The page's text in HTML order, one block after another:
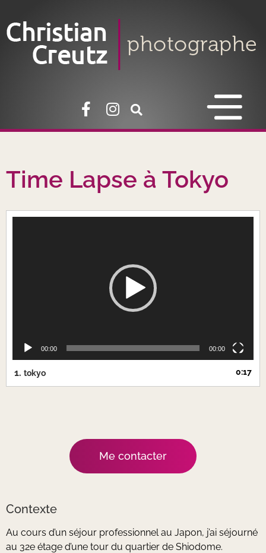
Time Lapse à Tokyo
00:00 00:00
1. tokyo 0:17
Me contacter
Contexte
Au cours d’un séjour professionnel au Japon, j’ai séjourné
au 32e étage d’une tour du quartier de Shiodome.